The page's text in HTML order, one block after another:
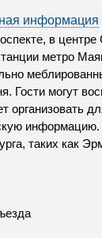
информация
в центре
метро
Гости могут
таких как